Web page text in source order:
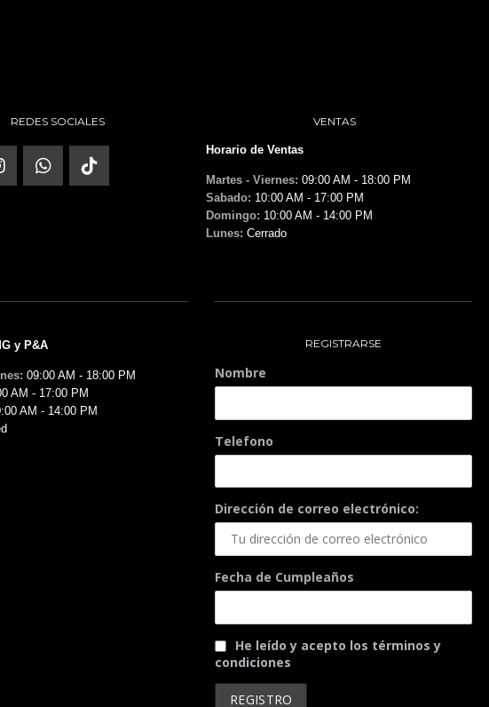
REDES SOCIALES VENTAS
Horario de Ventas
Martes - Viernes: 09:00 AM - 18:00 PM
Sabado: 10:00 AM - 17:00 PM
Domingo: 10:00 AM - 14:00 PM
Lunes: Cerrado
y P&A
09:00 AM - 18:00 PM
AM - 17:00 PM
AM - 14:00 PM
REGISTRARSE
Nombre
Telefono
Dirección de correo electrónico:
Fecha de Cumpleaños
He leído y acepto los términos y
condiciones